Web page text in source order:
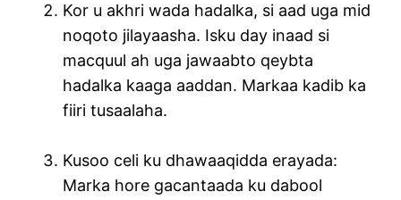
Kor u akhri wada hadalka, si aad uga mid
noqoto jilayaasha. Isku day inaad si
macquul ah uga jawaabto qeybta
hadalka kaaga aaddan. Markaa kadib ka
fiiri tusaalaha.
Kusoo celi ku dhawaaqidda erayada:
Marka hore gacantaada ku dabool